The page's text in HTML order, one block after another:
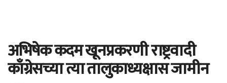
अभिषेक कदम खूनप्रकरणी राष्ट्रवादी
काँग्रेसच्या त्या तालुकाध्यक्षास जामीन